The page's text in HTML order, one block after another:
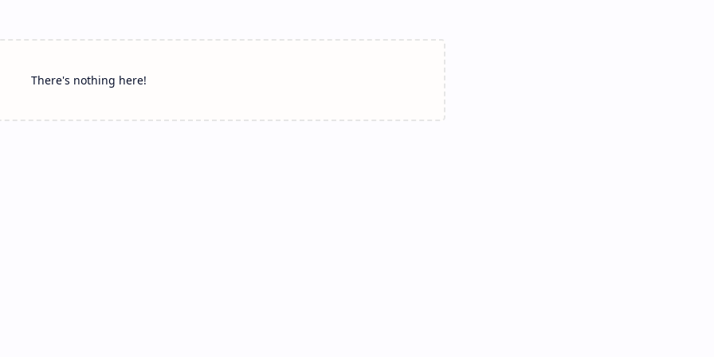
There's nothing here!